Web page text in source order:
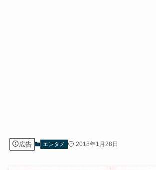
広告 エンタメ 2018年1月28日